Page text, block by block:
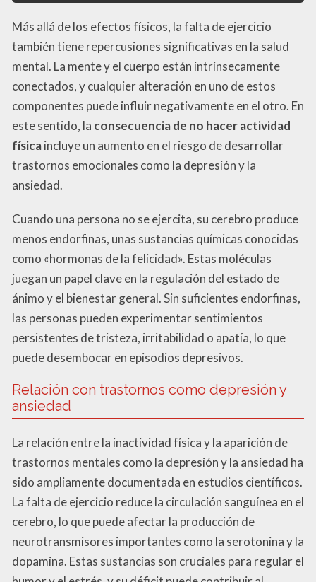
Más allá de los efectos físicos, la falta de ejercicio
también tiene repercusiones significativas en la salud
mental. La mente y el cuerpo están intrínsecamente
conectados, y cualquier alteración en uno de estos
componentes puede influir negativamente en el otro. En
este sentido, la consecuencia de no hacer actividad
físicaincluye un aumento en el riesgo de desarrollar
trastornos emocionales como la depresión y la
ansiedad.
Cuando una persona no se ejercita, su cerebro produce
menos endorfinas, unas sustancias químicas conocidas
como «hormonas de la felicidad». Estas moléculas
juegan un papel clave en la regulación del estado de
ánimo y el bienestar general. Sin suficientes endorfinas,
las personas pueden experimentar sentimientos
persistentes de tristeza, irritabilidad o apatía, lo que
puede desembocar en episodios depresivos.
Relación con trastornos como depresión y
ansiedad
La relación entre la inactividad física y la aparición de
trastornos mentales como la depresión y la ansiedad ha
sido ampliamente documentada en estudios científicos.
La falta de ejercicio reduce la circulación sanguínea en el
cerebro, lo que puede afectar la producción de
neurotransmisores importantes como la serotonina y la
dopamina. Estas sustancias son cruciales para regular el